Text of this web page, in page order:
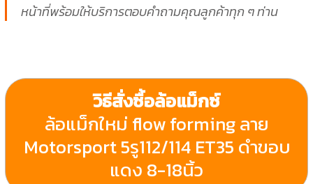
หน้าที่พร้อมให้บริการตอบคำถามคุณลูกค้าทุก ๆ ท่าน
วิธีสั่งซื้อล้อแม็กซ์
ล้อแม็กใหม่ flow forming ลาย
Motorsport 5รู112/114 ET35 ดำขอบ
แดง 8-18นิ้ว